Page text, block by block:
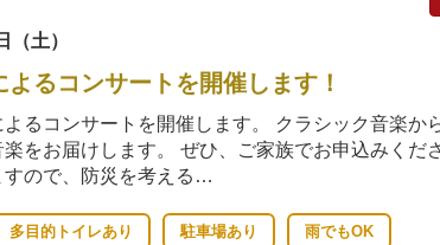
（土）
るコンサートを開催します！
るコンサートを開催します。 クラシック音楽か
をお届けします。 ぜひ、ご家族でお申込みくだ
すので、防災を考える…
多目的トイレあり 駐車場あり 雨でもOK